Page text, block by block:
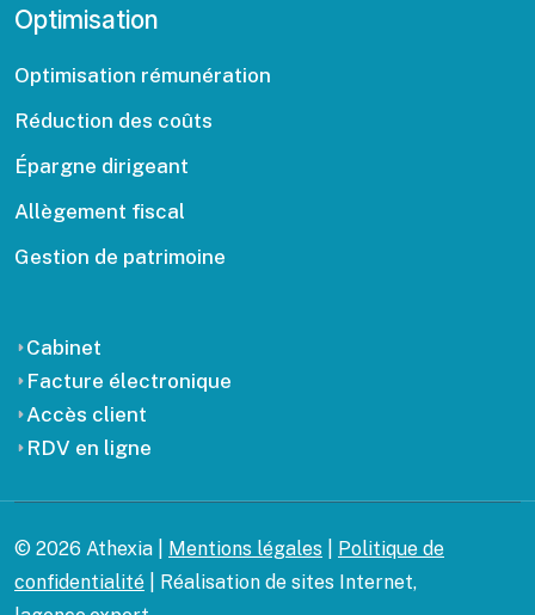
Optimisation
Optimisation rémunération
Réduction des coûts
Épargne dirigeant
Allègement fiscal
Gestion de patrimoine
Cabinet
Facture électronique
Accès client
RDV en ligne
© 2026 Athexia | Mentions légales
Politique de
confidentialité | Réalisation de sites Internet,